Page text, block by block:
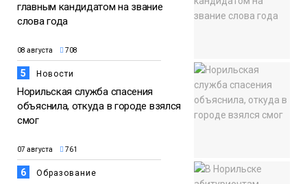
главным кандидатом на звание
слова года
08 августа 708
5 Новости
Норильская служба спасения
объяснила, откуда в городе взялся
смог
07 августа 761
6 Образование